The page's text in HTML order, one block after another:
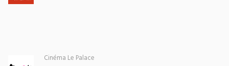
Cinéma Le Palace